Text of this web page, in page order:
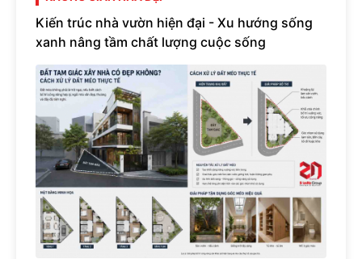
Kiến trúc nhà vườn hiện đại - Xu hướng sống
xanh nâng tầm chất lượng cuộc sống